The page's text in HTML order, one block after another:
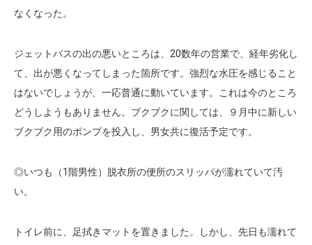
なくなった。
ジェットバスの出の悪いところは、20数年の営業で、経年劣化し
て、出が悪くなってしまった箇所です。強烈な水圧を感じること
はないでしょうが、一応普通に動いています。これは今のところ
どうしようもありません。ブクブクに関しては、９月中に新しい
ブクブク用のポンプを投入し、男女共に復活予定です。
◎いつも（1階男性）脱衣所の便所のスリッパが濡れていて汚
い。
トイレ前に、足拭きマットを置きました。しかし、先日も濡れて